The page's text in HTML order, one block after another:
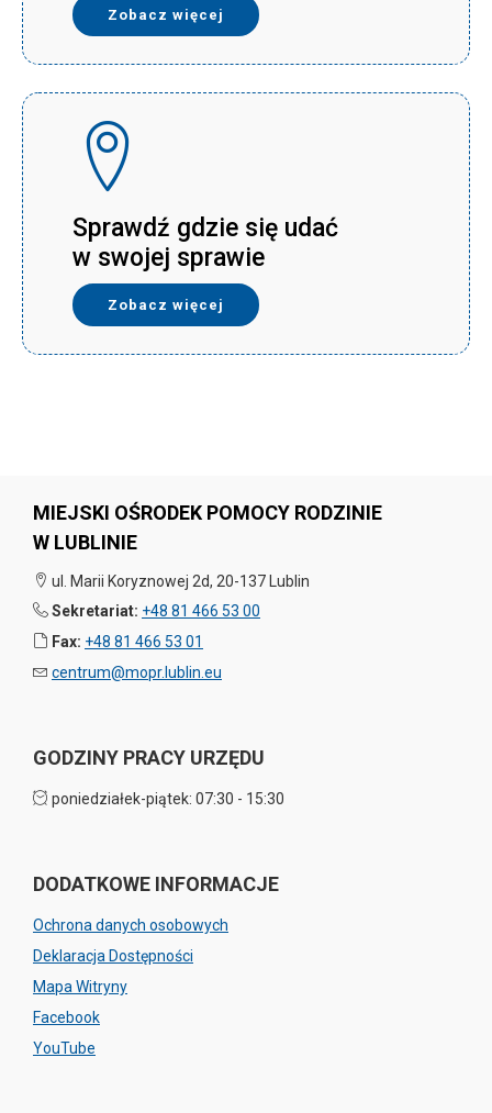
Zobacz więcej
Sprawdź gdzie się udać
w swojej sprawie
Zobacz więcej
MIEJSKI OŚRODEK POMOCY RODZINIE
W LUBLINIE
ul. Marii Koryznowej 2d, 20-137 Lublin
Sekretariat: +48 81 466 53 00
Fax: +48 81 466 53 01
centrum@mopr.lublin.eu
GODZINY PRACY URZĘDU
poniedziałek-piątek: 07:30 - 15:30
DODATKOWE INFORMACJE
Ochrona danych osobowych
Deklaracja Dostępności
Mapa Witryny
Facebook
YouTube